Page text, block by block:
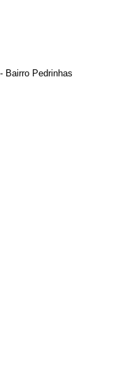
Bairro Pedrinhas